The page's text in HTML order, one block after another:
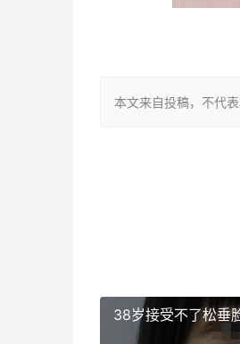
本文来自投稿，不代
38岁接受不了松垂